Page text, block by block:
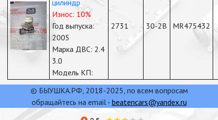
цилиндр
Износ: 10%
Год выпуска:
2005
Марка ДВС: 2.4
3.0
Модель КП:
2731 30-2В MR475432
© БЫУШКА.РФ, 2018-2025, по всем вопросам
обращайтесь на email - beatencars@yandex.ru